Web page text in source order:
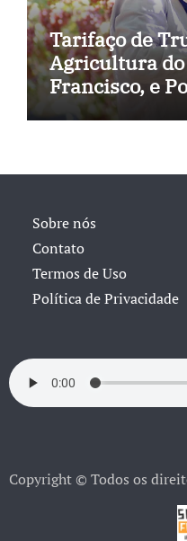
Tarifaço de
Agricultura do
Francisco, e
Soluções
Sobre nós
Contato
Termos de Uso
Política de Privacidade
Copyright © Todos os